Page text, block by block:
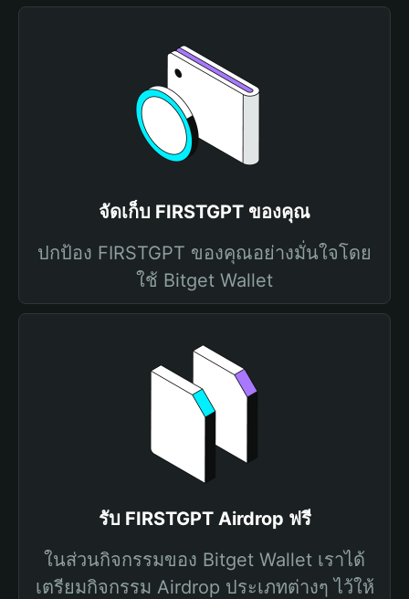
จัดเก็บ FIRSTGPT ของคุณ
ปกป้อง FIRSTGPT ของคุณอย่างมั่นใจโดย
ใช้ Bitget Wallet
รับ FIRSTGPT Airdrop ฟรี
ในส่วนกิจกรรมของ Bitget Wallet เราได้
เตรียมกิจกรรม Airdrop ประเภทต่างๆ ไว้ให้